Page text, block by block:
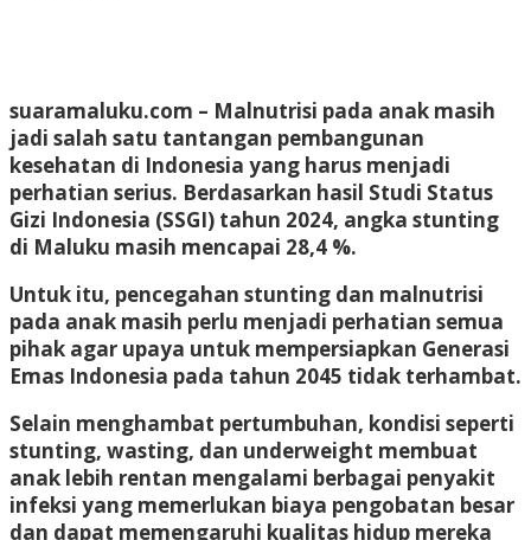
suaramaluku.com – Malnutrisi pada anak masih
jadi salah satu tantangan pembangunan
kesehatan di Indonesia yang harus menjadi
perhatian serius. Berdasarkan hasil Studi Status
Gizi Indonesia (SSGI) tahun 2024, angka stunting
di Maluku masih mencapai 28,4 %.
Untuk itu, pencegahan stunting dan malnutrisi
pada anak masih perlu menjadi perhatian semua
pihak agar upaya untuk mempersiapkan Generasi
Emas Indonesia pada tahun 2045 tidak terhambat.
Selain menghambat pertumbuhan, kondisi seperti
stunting, wasting, dan underweight membuat
anak lebih rentan mengalami berbagai penyakit
infeksi yang memerlukan biaya pengobatan besar
dan dapat memengaruhi kualitas hidup mereka